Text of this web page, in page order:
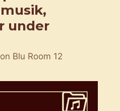
under
Blu Room 12